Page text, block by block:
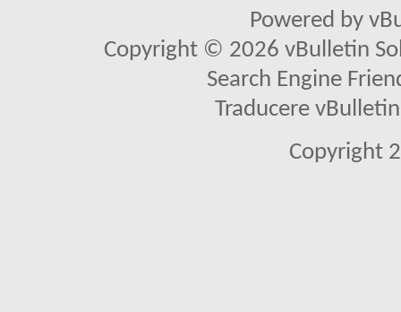
Powered by
Copyright © 2026 vBulletin
Search Engine
Traducere
Copyright